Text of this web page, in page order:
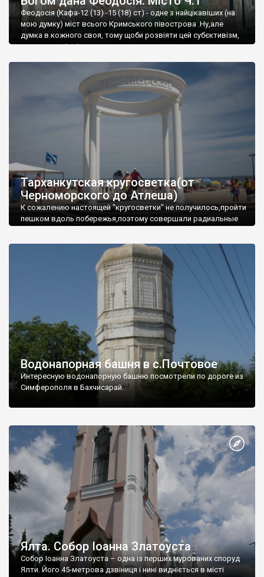
Феодосія (Кафа-12 (13) -15 (18) ст) - одне з найцікавіших (на
мою думку) міст всього Кримського півострова .Ну,але
думка в кожного своя, тому щоби розвіяти цей субєктивізм,
запрошую відвідати це
Тарханкутская кругосветка(от
Черноморского до Атлеша)
К сожалению настоящей "кругосветки" не получилось,пройти
пешком вдоль побережья,поэтому совершали радиальные
Водонапорная башня в с.Почтовое
Интересную водонапорную башню посмотрели по дороге из
Симферополя в Бахчисарай.
Ялта. Собор Іоанна Златоуста
Собор Іоанна Златоуста – одна із перших мурованих споруд
Ялти. Його 45-метрова дзвіниця і нині видніється в місті